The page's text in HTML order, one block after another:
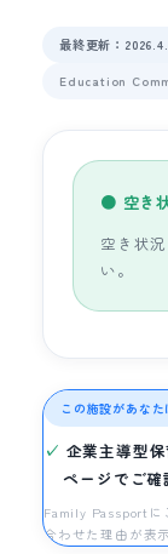
最終更新：
Education
● 空き
空き状
い。
この施設があな
企業主導型
ページでご確
Family Passportに
合わせた理由が表